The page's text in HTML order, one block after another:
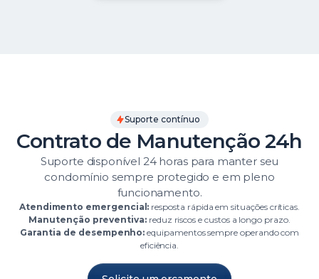
Suporte contínuo
Contrato de Manutenção 24h
Suporte disponível 24 horas para manter seu
condomínio sempre protegido e em pleno
funcionamento.
Atendimento emergencial: resposta rápida em situações críticas.
Manutenção preventiva:reduz riscos e custos a longo prazo.
Garantia de desempenho: equipamentos sempre operando com
eficiência.